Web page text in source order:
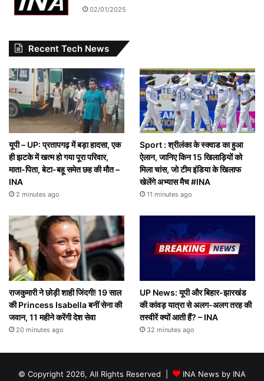
02/01/2025
Recent Tech News
यूपी – UP: प्रतापगढ़ में बड़ा हादसा, एक
ही झटके में खत्म हो गया पूरा परिवार,
माता-पिता, बेटा-बहू समेत छह की मौत –
INA
2 minutes ago
Sport : श्रीलंका के स्क्वाड का हुआ
ऐलान, जानिए किन 15 खिलाड़ियों को
मिला चांस, जो टीम इंडिया के खिलाफ
खेलेंगे अभ्यास मैच #INA
11 minutes ago
राजकुमारी ने छोड़ी शाही जिंदगी! 19 साल
की Princess Isabella बनीं सेना की
जवान, 11 महीने करेंगी देश सेवा
20 minutes ago
UP News: यूपी और बिहार-झारखंड
की कांवड़ यात्रा से अलग-अलग तरह की
तस्वीरें क्यों आती हैं? – INA
32 minutes ago
© Copyright 2026, All Rights Reserved | INA News by INA